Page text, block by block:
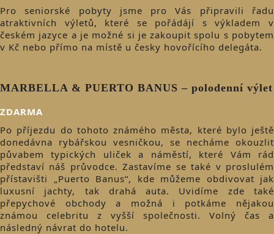
Pro seniorské pobyty jsme pro Vás připravili řadu
atraktivních výletů, které se pořádájí s výkladem v
českém jazyce a je možné si je zakoupit spolu s pobytem
v Kč nebo přímo na místě u česky hovořícího delegáta.
MARBELLA & PUERTO BANUS – polodenní výlet
ZDARMA
Po příjezdu do tohoto známého města, které bylo ještě
donedávna rybářskou vesničkou, se necháme okouzlit
půvabem typických uliček a náměstí, které Vám rád
představí náš průvodce. Zastavíme se také v proslulém
přístavišti „Puerto Banus“, kde můžeme obdivovat jak
luxusní jachty, tak drahá auta. Uvidíme zde také
přepychové obchody a možná i potkáme nějakou
známou celebritu z vyšší společnosti. Volný čas a
následný návrat do hotelu.